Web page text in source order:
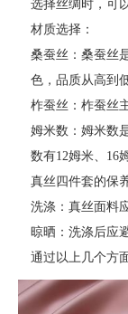
选择丝绸时，可
‌材质选择‌：
桑蚕丝‌：桑蚕丝
色，品质从高到
柞蚕丝‌：柞蚕丝
姆米数‌：姆米数
数有12姆米、16
真丝四件套的保
洗涤‌：真丝面料
晾晒‌：洗涤后应
通过以上几个方